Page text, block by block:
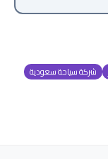
شركة سياحة سعودية